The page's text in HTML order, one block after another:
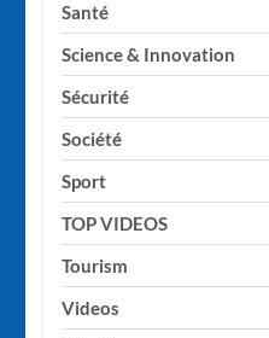
Santé
Science & Innovation
Sécurité
Société
Sport
TOP VIDEOS
Tourism
Videos